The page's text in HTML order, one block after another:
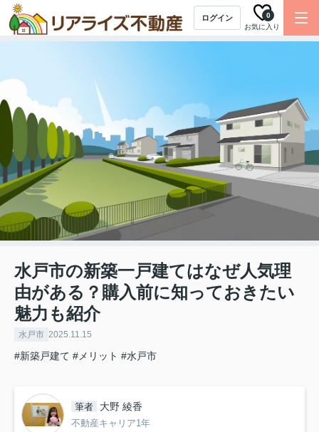
ログイン
お気に入り
0
水戸市の新築一戸建てはなぜ人気理
由がある？購入前に知っておきたい
魅力も紹介
水戸市 2025.11.15
#新築戸建て #メリット #水戸市
筆者 大野 綾香
不動産キャリア1年